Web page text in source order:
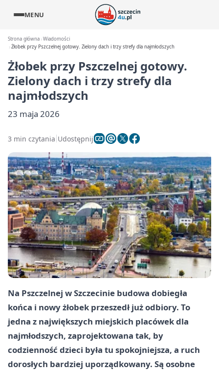
MENU
Strona główna Wiadomości
Żłobek przy Pszczelnej gotowy. Zielony dach i trzy strefy dla najmłodszych
Żłobek przy Pszczelnej gotowy.
Zielony dach i trzy strefy dla
najmłodszych
23 maja 2026
3 min czytania Udostępnij
Na Pszczelnej w Szczecinie budowa dobiegła
końca i nowy żłobek przeszedł już odbiory. To
jedna z największych miejskich placówek dla
najmłodszych, zaprojektowana tak, by
codzienność dzieci była tu spokojniejsza, a ruch
dorosłych bardziej uporządkowany. Są osobne